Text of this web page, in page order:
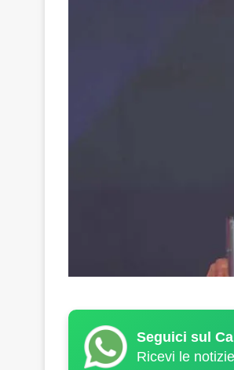
Seguici sul
Ricevi le